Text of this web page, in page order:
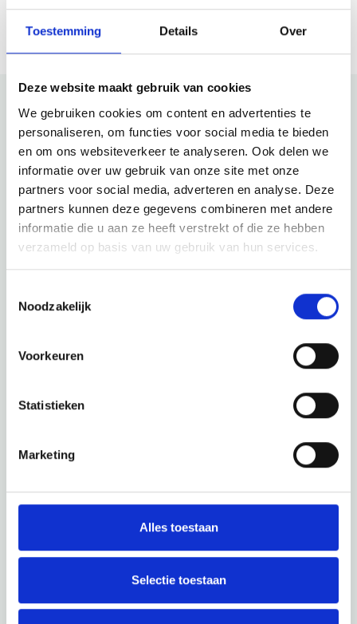
Toestemming Details Over
Deze website maakt gebruik van cookies
We gebruiken cookies om content en advertenties te
personaliseren, om functies voor social media te bieden
en om ons websiteverkeer te analyseren. Ook delen we
informatie over uw gebruik van onze site met onze
partners voor social media, adverteren en analyse. Deze
partners kunnen deze gegevens combineren met andere
informatie die u aan ze heeft verstrekt of die ze hebben
verzameld op basis van uw gebruik van hun services.
Noodzakelijk
Voorkeuren
Statistieken
Marketing
Alles toestaan
Selectie toestaan
Bekijk ook eens
Ontdek de rest van de regio! Bekijk de andere websites om
te zien wat deze prachtige omgeving nog meer te bieden
heeft.